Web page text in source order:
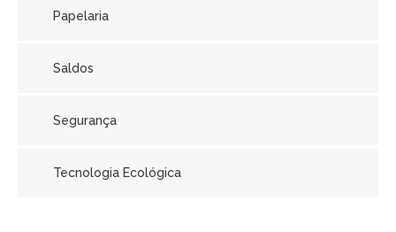
Papelaria
Saldos
Segurança
Tecnologia Ecológica